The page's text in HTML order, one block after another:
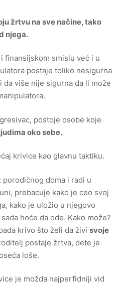
žrtvu na sve načine, tako
njega.
finansijskom smislu već i u
postaje toliko nesigurna
više nije sigurna da li može
postoje osobe koje
oko sebe.
krivice kao glavnu taktiku.
porodičnog doma i radi u
prebacuje kako je ceo svoj
kako je uložio u njegovo
hoće da ode. Kako može?
krivo što želi da živi svoje
postaje žrtva, dete je
loše.
je možda najperfidniji vid